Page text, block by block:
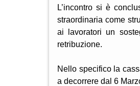
L’incontro si è
straordinaria come
ai lavoratori un
retribuzione.
Nello specifico la
a decorrere dal 6